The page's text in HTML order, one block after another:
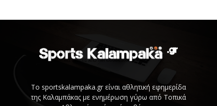
Το sportskalampaka.gr είναι αθλητική εφημερίδα
της Καλαμπάκας με ενημέρωση γύρω από Τοπικά